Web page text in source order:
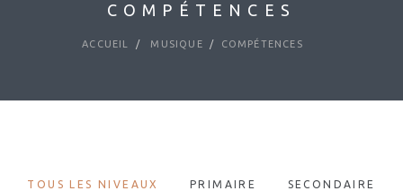
COMPÉTENCES
ACCUEIL MUSIQUE COMPÉTENCES
TOUS LES NIVEAUX PRIMAIRE
SECONDAIRE